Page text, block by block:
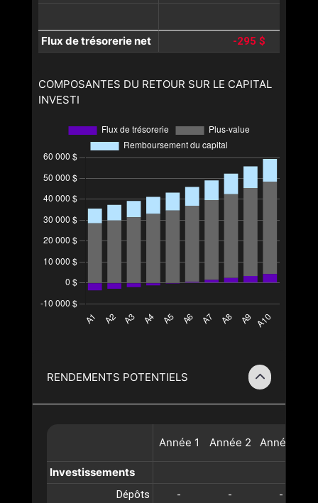
Flux de trésorerie net -295 $
COMPOSANTES DU RETOUR SUR LE CAPITAL
INVESTI
RENDEMENTS POTENTIELS
Année 1 Année 2 Année
Investissements
Dépôts - -
-